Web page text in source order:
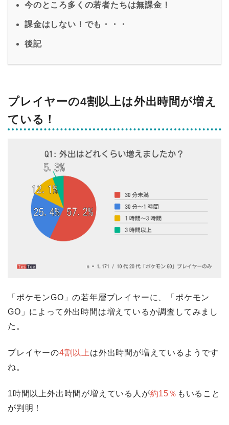
今のところ多くの若者たちは無課金！
課金はしない！でも・・・
後記
プレイヤーの4割以上は外出時間が増え
ている！
「ポケモンGO」の若年層プレイヤーに、「ポケモン
GO」によって外出時間は増えているか調査してみまし
た。
プレイヤーの4割以上 は外出時間が増えているようです
ね。
1時間以上外出時間が増えている人が約15％ もいること
が判明！